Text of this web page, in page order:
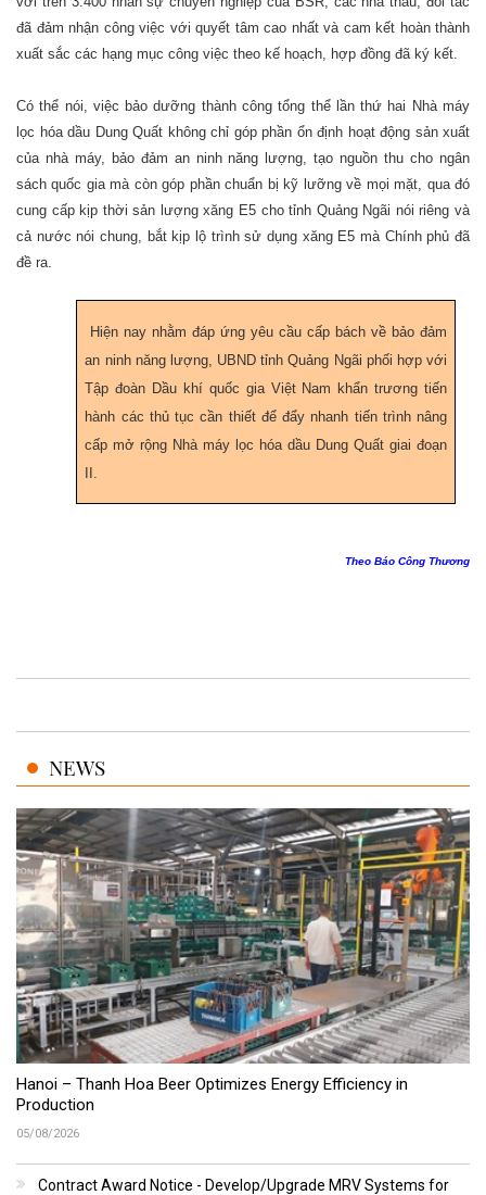
đã đảm nhận công việc với quyết tâm cao nhất và cam kết hoàn thành
xuất sắc các hạng mục công việc theo kế hoạch, hợp đồng đã ký kết.
Có thể nói, việc bảo dưỡng thành công tổng thể lần thứ hai Nhà máy
lọc hóa dầu Dung Quất không chỉ góp phần ổn định hoạt động sản xuất
của nhà máy, bảo đảm an ninh năng lượng, tạo nguồn thu cho ngân
sách quốc gia mà còn góp phần chuẩn bị kỹ lưỡng về mọi mặt, qua đó
cung cấp kịp thời sản lượng xăng E5 cho tỉnh Quảng Ngãi nói riêng và
cả nước nói chung, bắt kịp lộ trình sử dụng xăng E5 mà Chính phủ đã
đề ra.
Hiện nay nhằm đáp ứng yêu cầu cấp bách về bảo đảm
an ninh năng lượng, UBND tỉnh Quảng Ngãi phối hợp với
Tập đoàn Dầu khí quốc gia Việt Nam khẩn trương tiến
hành các thủ tục cần thiết để đẩy nhanh tiến trình nâng
cấp mở rộng Nhà máy lọc hóa dầu Dung Quất giai đoạn
II.
Theo Báo Công Thương
NEWS
Hanoi – Thanh Hoa Beer Optimizes Energy Efficiency in
Production
05/08/2026
Contract Award Notice - Develop/Upgrade MRV Systems for